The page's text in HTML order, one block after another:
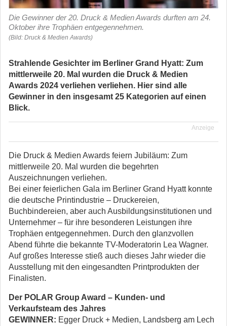
Die Gewinner der 20. Druck & Medien Awards durften am 24.
Oktober ihre Trophäen entgegennehmen.
(Bild: Druck & Medien Awards)
Strahlende Gesichter im Berliner Grand Hyatt: Zum
mittlerweile 20. Mal wurden die Druck & Medien
Awards 2024 verliehen verliehen. Hier sind alle
Gewinner in den insgesamt 25 Kategorien auf einen
Blick.
Anzeige
Die Druck & Medien Awards feiern Jubiläum: Zum
mittlerweile 20. Mal wurden die begehrten
Auszeichnungen verliehen.
Bei einer feierlichen Gala im Berliner Grand Hyatt konnte
die deutsche Printindustrie – ­Druckereien,
Buchbindereien, aber auch Ausbildungsinstitutionen und
Unternehmer – für ihre besonderen Leistungen ­ihre
Trophäen entgegennehmen. Durch den glanzvollen
Abend führte die bekannte TV-­Moderatorin Lea Wagner.
Auf großes Interesse stieß auch dieses Jahr wieder die
Ausstellung mit den eingesandten Printprodukten der
Finalisten.
Der POLAR Group Award – Kunden- und
Verkaufsteam des Jahres
GEWINNER: Egger Druck + Medien, Landsberg am Lech